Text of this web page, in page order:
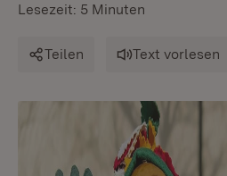
Lesezeit: 5 Minuten
Teilen Text vorlesen